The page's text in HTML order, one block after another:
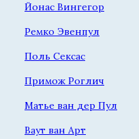
Йонас Вингегор
Ремко Эвенпул
Поль Сексас
Примож Роглич
Матье ван дер Пул
Ваут ван Арт